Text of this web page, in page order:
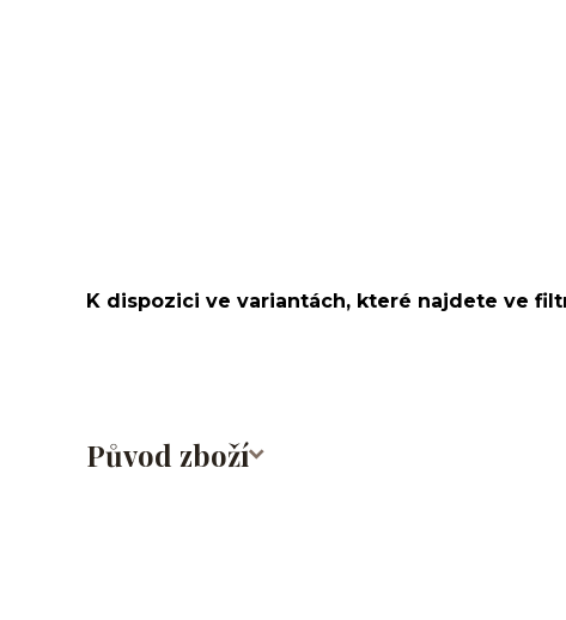
K dispozici ve variantách, které najdete ve
Původ zboží